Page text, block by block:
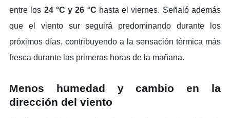
entre los 24 °C y 26 °C hasta el viernes. Señaló además
que el viento sur seguirá predominando durante los
próximos días, contribuyendo a la sensación térmica más
fresca durante las primeras horas de la mañana.
Menos humedad y cambio en la
dirección del viento